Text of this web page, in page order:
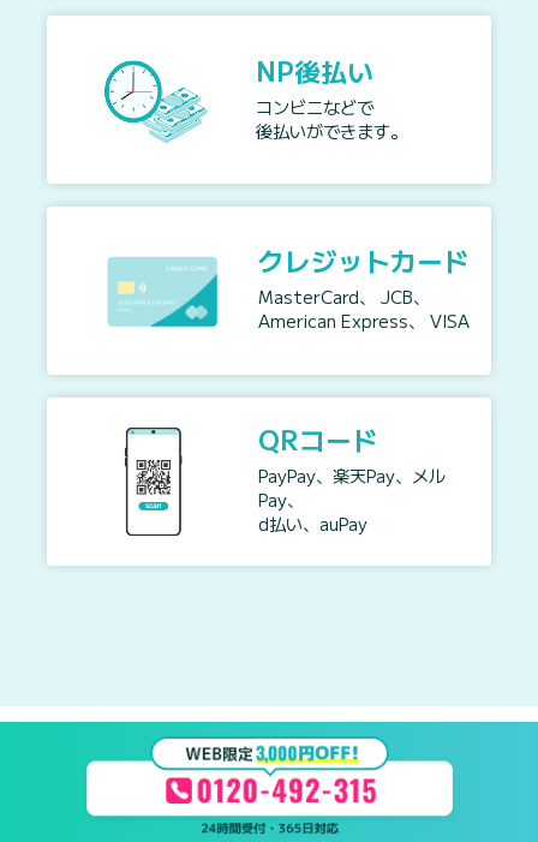
NP後払い
コンビニなどで
後払いができます。
クレジットカード
MasterCard、 JCB、
American Express、 VISA
QRコード
PayPay、楽天Pay、メル
Pay、
d払い、auPay
作業実績